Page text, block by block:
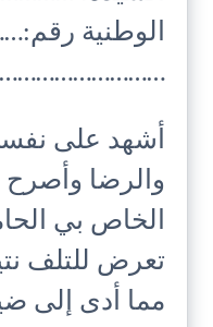
الوطنية
أشهد على
والرضا وأصرح
الخاص بي
تعرض للتلف
مما أدى إلى